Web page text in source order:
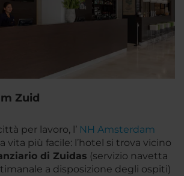
Zuid
per lavoro, l’ NH Amsterdam
vita più facile: l’hotel si trova vicino
di Zuidas (servizio navetta
a disposizione degli ospiti)